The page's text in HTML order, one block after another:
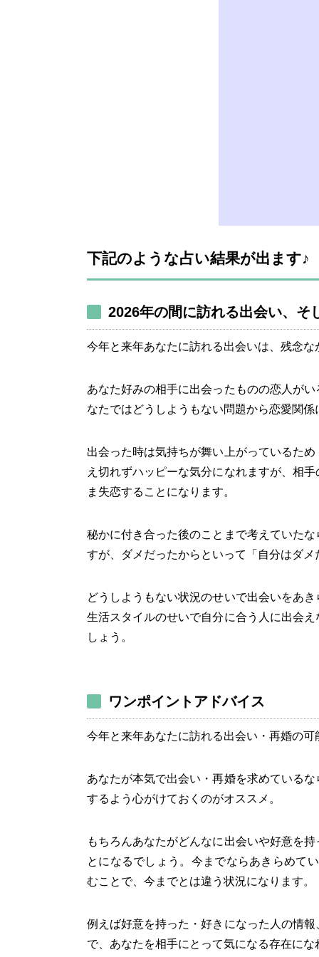
下記のような占い結果が出ます♪
2026年の間に訪れる出会い、そ
今年と来年あなたに訪れる出会いは、残念
あなた好みの相手に出会ったものの恋人が
なたではどうしようもない問題から恋愛関
出会った時は気持ちが舞い上がっているた
え切れずハッピーな気分になれますが、相
ま失恋することになります。
秘かに付き合った後のことまで考えていた
すが、ダメだったからといって「自分はダ
どうしようもない状況のせいで出会いをあ
生活スタイルのせいで自分に合う人に出会
しょう。
ワンポイントアドバイス
今年と来年あなたに訪れる出会い・再婚の
あなたが本気で出会い・再婚を求めている
するよう心がけておくのがオススメ。
もちろんあなたがどんなに出会いや好意を
とになるでしょう。今までならあきらめて
むことで、今までとは違う状況になります。
例えば好意を持った・好きになった人の情
で、あなたを相手にとって気になる存在に